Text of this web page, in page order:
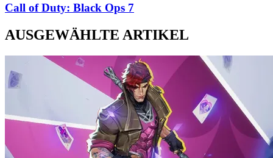
Call of Duty: Black Ops 7
AUSGEWÄHLTE ARTIKEL